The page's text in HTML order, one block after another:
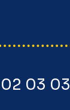
03 03